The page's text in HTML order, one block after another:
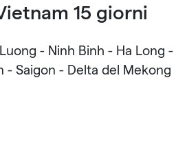
15 giorni
- Ninh Binh - Ha Long -
- Saigon - Delta del Mekong